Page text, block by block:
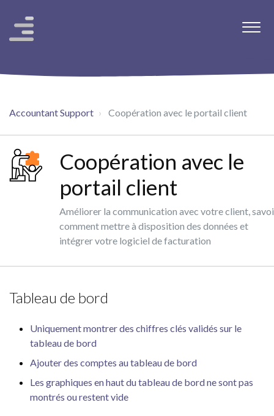
Accountant Support Coopération avec le portail client
Coopération avec le
portail client
Améliorer la communication avec votre client,
comment mettre à disposition des données et
intégrer votre logiciel de facturation
Tableau de bord
Uniquement montrer des chiffres clés validés sur le
tableau de bord
Ajouter des comptes au tableau de bord
Les graphiques en haut du tableau de bord ne sont pas
montrés ou restent vide